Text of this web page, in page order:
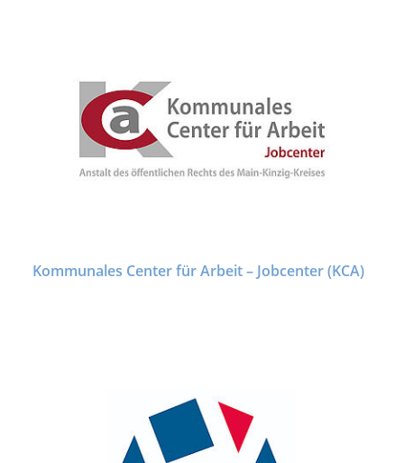
Kommunales Center für Arbeit – Jobcenter (KCA)